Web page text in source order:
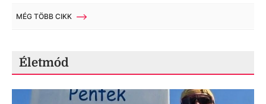
MÉG TÖBB CIKK
Életmód